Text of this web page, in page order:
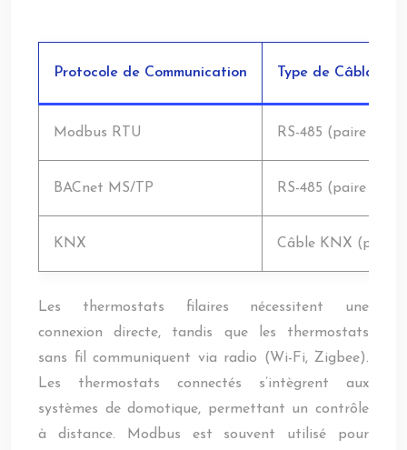
Protocole de Communication Type de Câblage
Modbus RTU RS-485 (paire
BACnet MS/TP RS-485 (paire
KNX Câble KNX (paire
Les thermostats filaires nécessitent une
connexion directe, tandis que les thermostats
sans fil communiquent via radio (Wi-Fi, Zigbee).
Les thermostats connectés s’intègrent aux
systèmes de domotique, permettant un contrôle
à distance. Modbus est souvent utilisé pour